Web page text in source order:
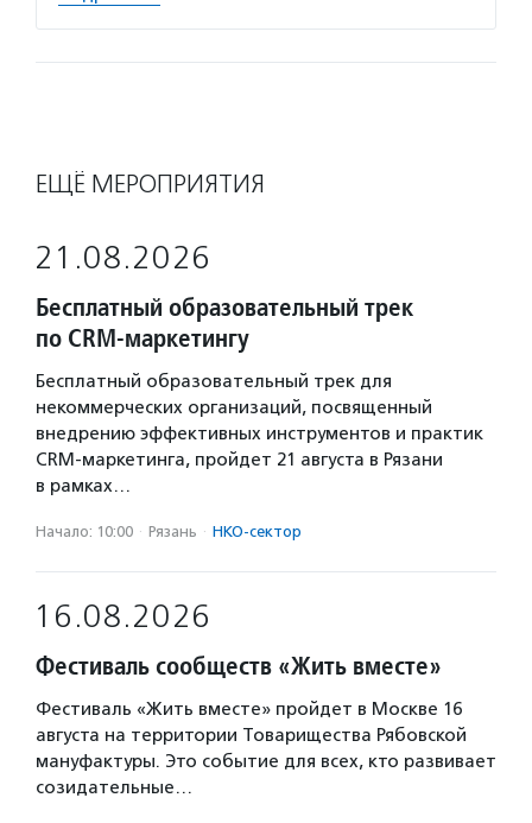
ЕЩЁ МЕРОПРИЯТИЯ
21.08.2026
Бесплатный образовательный трек
по CRM-маркетингу
Бесплатный образовательный трек для
некоммерческих организаций, посвященный
внедрению эффективных инструментов и практик
CRM-маркетинга, пройдет 21 августа в Рязани
в рамках…
Начало: 10:00 · Рязань · НКО-сектор
16.08.2026
Фестиваль сообществ «Жить вместе»
Фестиваль «Жить вместе» пройдет в Москве 16
августа на территории Товарищества Рябовской
мануфактуры. Это событие для всех, кто развивает
созидательные…